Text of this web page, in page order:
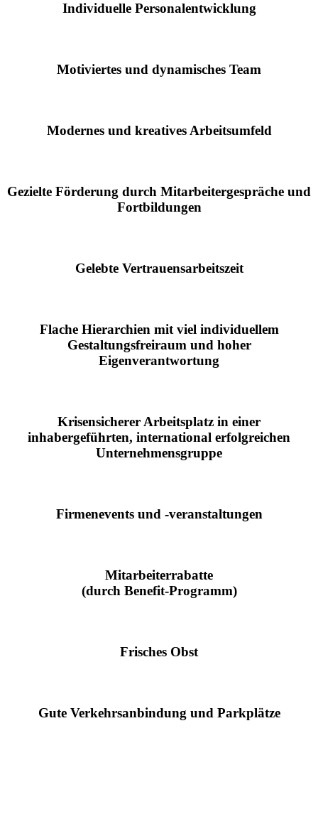
Individuelle Personalentwicklung
Motiviertes und dynamisches Team
Modernes und kreatives Arbeitsumfeld
Gezielte Förderung durch Mitarbeitergespräche und
Fortbildungen
Gelebte Vertrauensarbeitszeit
Flache Hierarchien mit viel individuellem
Gestaltungsfreiraum und hoher
Eigenverantwortung
Krisensicherer Arbeitsplatz in einer
inhabergeführten, international erfolgreichen
Unternehmensgruppe
Firmenevents und -veranstaltungen
Mitarbeiterrabatte
(durch Benefit-Programm)
Frisches Obst
Gute Verkehrsanbindung und Parkplätze